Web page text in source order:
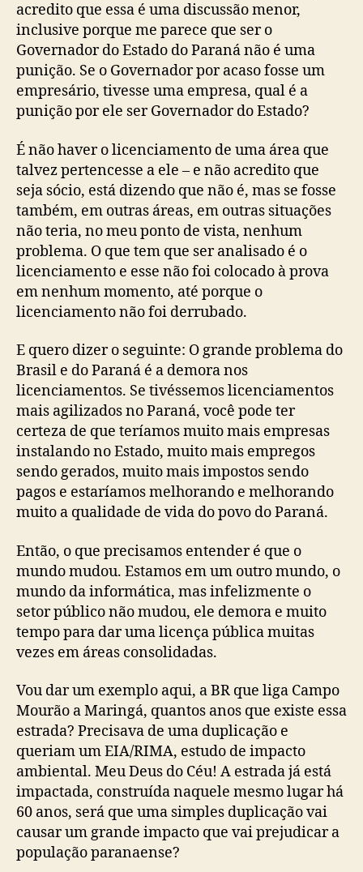
acredito que essa é uma discussão menor,
inclusive porque me parece que ser o
Governador do Estado do Paraná não é uma
punição. Se o Governador por acaso fosse um
empresário, tivesse uma empresa, qual é a
punição por ele ser Governador do Estado?
É não haver o licenciamento de uma área que
talvez pertencesse a ele – e não acredito que
seja sócio, está dizendo que não é, mas se fosse
também, em outras áreas, em outras situações
não teria, no meu ponto de vista, nenhum
problema. O que tem que ser analisado é o
licenciamento e esse não foi colocado à prova
em nenhum momento, até porque o
licenciamento não foi derrubado.
E quero dizer o seguinte: O grande problema do
Brasil e do Paraná é a demora nos
licenciamentos. Se tivéssemos licenciamentos
mais agilizados no Paraná, você pode ter
certeza de que teríamos muito mais empresas
instalando no Estado, muito mais empregos
sendo gerados, muito mais impostos sendo
pagos e estaríamos melhorando e melhorando
muito a qualidade de vida do povo do Paraná.
Então, o que precisamos entender é que o
mundo mudou. Estamos em um outro mundo, o
mundo da informática, mas infelizmente o
setor público não mudou, ele demora e muito
tempo para dar uma licença pública muitas
vezes em áreas consolidadas.
Vou dar um exemplo aqui, a BR que liga Campo
Mourão a Maringá, quantos anos que existe essa
estrada? Precisava de uma duplicação e
queriam um EIA/RIMA, estudo de impacto
ambiental. Meu Deus do Céu! A estrada já está
impactada, construída naquele mesmo lugar há
60 anos, será que uma simples duplicação vai
causar um grande impacto que vai prejudicar a
população paranaense?